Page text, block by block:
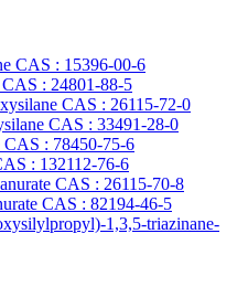
CAS : 15396-00-6
: 24801-88-5
CAS : 26115-72-0
CAS : 33491-28-0
CAS : 78450-75-6
: 132112-76-6
CAS : 26115-70-8
CAS : 82194-46-5
1,3,5-triazinane-